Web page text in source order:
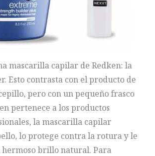
mascarilla capilar de Redken: la
Esto contrasta con el producto de
pero con un pequeño frasco
pertenece a los productos
la mascarilla capilar
lo protege contra la rotura y le
brillo natural. Para